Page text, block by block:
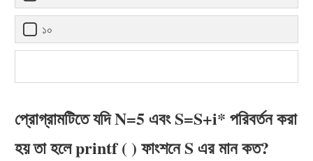
১০
প্রোগ্রামটিতে যদি N=5 এবং S=S+i* পরিবর্তন করা
হয় তা হলে printf ( ) ফাংশনে S এর মান কত?